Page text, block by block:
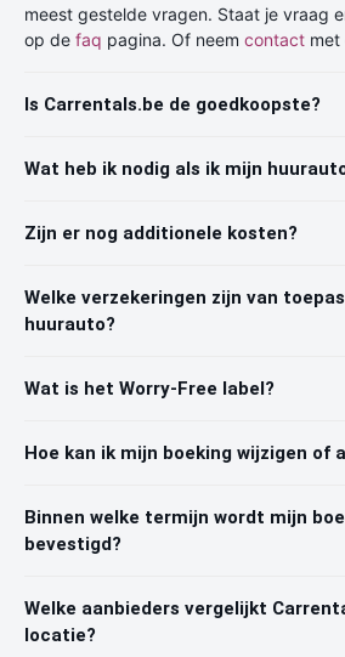
meest gestelde vragen. Staat je vraag
op de faq pagina. Of neem contact met
Is Carrentals.be de goedkoopste?
Wat heb ik nodig als ik mijn
Zijn er nog additionele kosten?
Welke verzekeringen zijn van
huurauto?
Wat is het Worry-Free label?
Hoe kan ik mijn boeking wijzigen of
Binnen welke termijn wordt mijn
bevestigd?
Welke aanbieders vergelijkt
locatie?